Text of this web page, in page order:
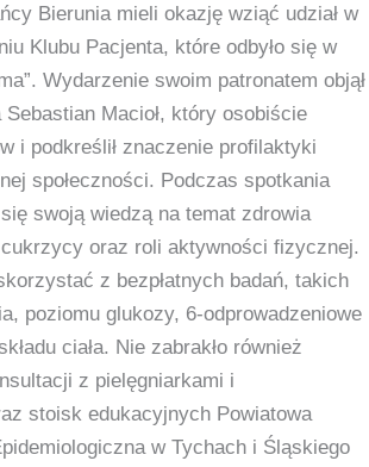
Bierunia mieli okazję wziąć udział w
Klubu Pacjenta, które odbyło się w
Wydarzenie swoim patronatem objął
Macioł, który osobiście
i podkreślił znaczenie profilaktyki
społeczności. Podczas spotkania
swoją wiedzą na temat zdrowia
oraz roli aktywności fizycznej.
z bezpłatnych badań, takich
poziomu glukozy, 6-odprowadzeniowe
ciała. Nie zabrakło również
z pielęgniarkami i
stoisk edukacyjnych Powiatowa
w Tychach i Śląskiego